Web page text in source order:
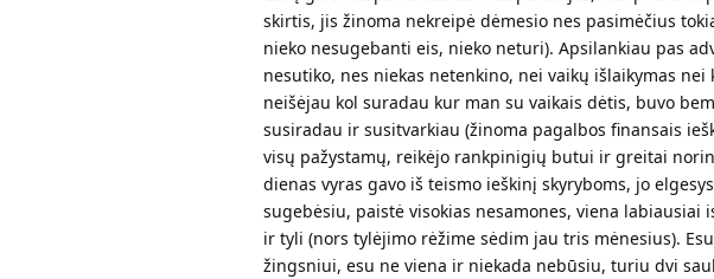
skirtis, jis žinoma nekreipė dėmesio nes pasimėčius
nieko nesugebanti eis, nieko neturi). Apsilankiau pas
nesutiko, nes niekas netenkino, nei vaikų išlaikymas
neišėjau kol suradau kur man su vaikais dėtis, buvo
susiradau ir susitvarkiau (žinoma pagalbos finansais
visų pažystamų, reikėjo rankpinigių butui ir greitai
dienas vyras gavo iš teismo ieškinį skyryboms, jo
sugebėsiu, paistė visokias nesamones, viena
ir tyli (nors tylėjimo rėžime sėdim jau tris mėnesius).
žingsniui, esu ne viena ir niekada nebūsiu, turiu dvi